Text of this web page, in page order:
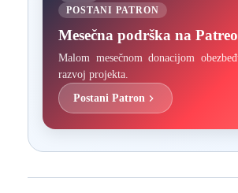
POSTANI PATRON
Mesečna podrška na
Malom mesečnom donacijom
razvoj projekta.
Postani Patron